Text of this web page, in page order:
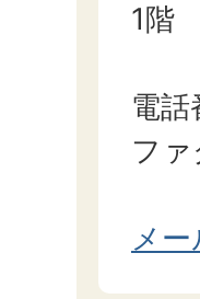
1階
電
フ
メ